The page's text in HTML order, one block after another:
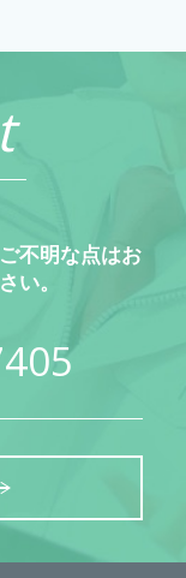
不明な点はお
い。